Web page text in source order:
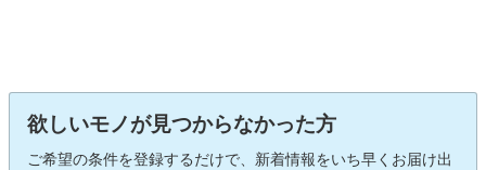
欲しいモノが見つからなかった方
ご希望の条件を登録するだけで、新着情報をいち早くお届け出